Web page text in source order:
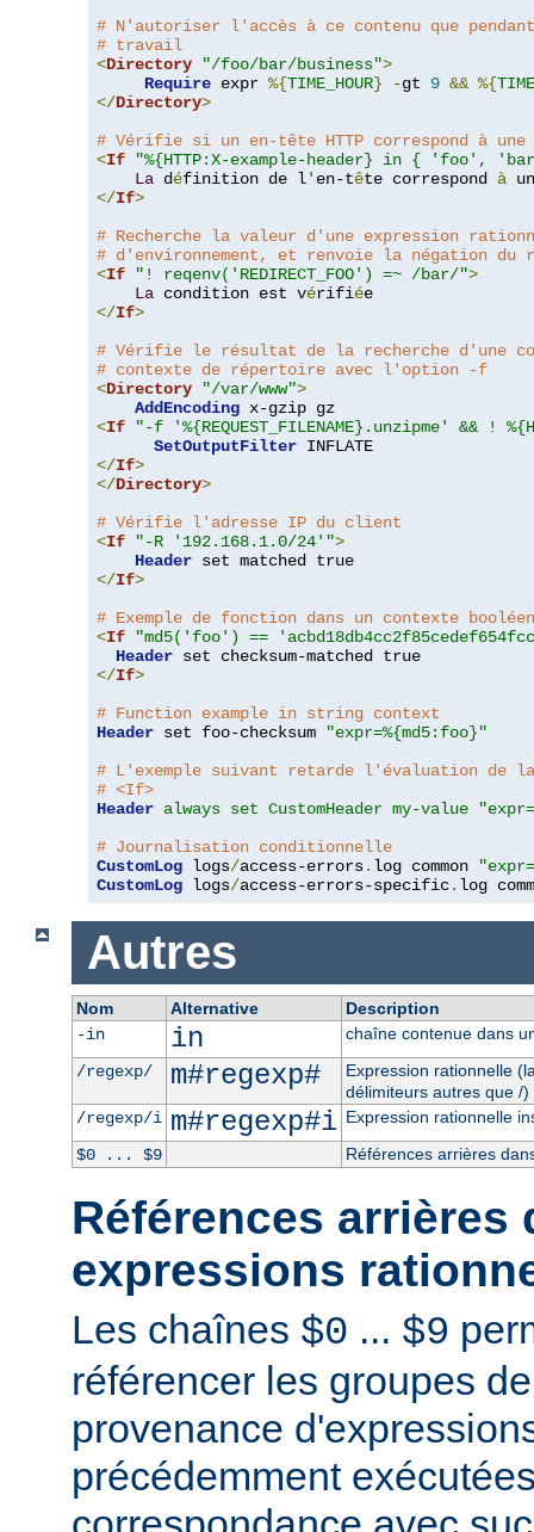
# N'autoriser l'accès à ce contenu que
# travail
<Directory "/foo/bar/business">
Require expr %{TIME_HOUR} -gt 9 && %{
</Directory>
# Vérifie si un en-tête HTTP correspond à
<If
"%{HTTP:X-example-header} in { 'foo',
La définition de l' en-tête correspond à
</If>
# Recherche la valeur d'une expression
# d'environnement, et renvoie la négation du
<If "! reqenv('REDIRECT_FOO') =~ /bar/">
La condition est vérifié
</If>
# Vérifie le résultat de la recherche d'une
# contexte de répertoire avec l'option -f
<Directory "/var/www">
AddEncoding
<If
"-f '%{REQUEST_FILENAME}.unzipme' && !
SetOutputFilter
</If>
</Directory>
# Vérifie l'adresse IP du client
<If "-R '192.168.1.0/24'">
Header
</If>
# Exemple de fonction dans un contexte booléen
<If
"md5('foo') ==
Header
</If>
# Function example in string context
Header set foo-checksum
"expr=%{md5:foo}"
# L'exemple suivant retarde l'évaluation de
# <If>
Header always set CustomHeader my-value
# Journalisation conditionnelle
CustomLog logs/access-errors. log common
CustomLog logs/access-errors-specific. log
Autres
Nom Alternative
Description
-in
in
chaîne contenue dans
/regexp/
m#regexp#
Expression rationnelle
délimiteurs autres que /)
/regexp/i m#regexp#i Expression rationnelle
$0 ... $9
Références arrières
Références arrières
expressions
Les chaînes $0 ... $9
référencer les groupes
provenance
précédemment